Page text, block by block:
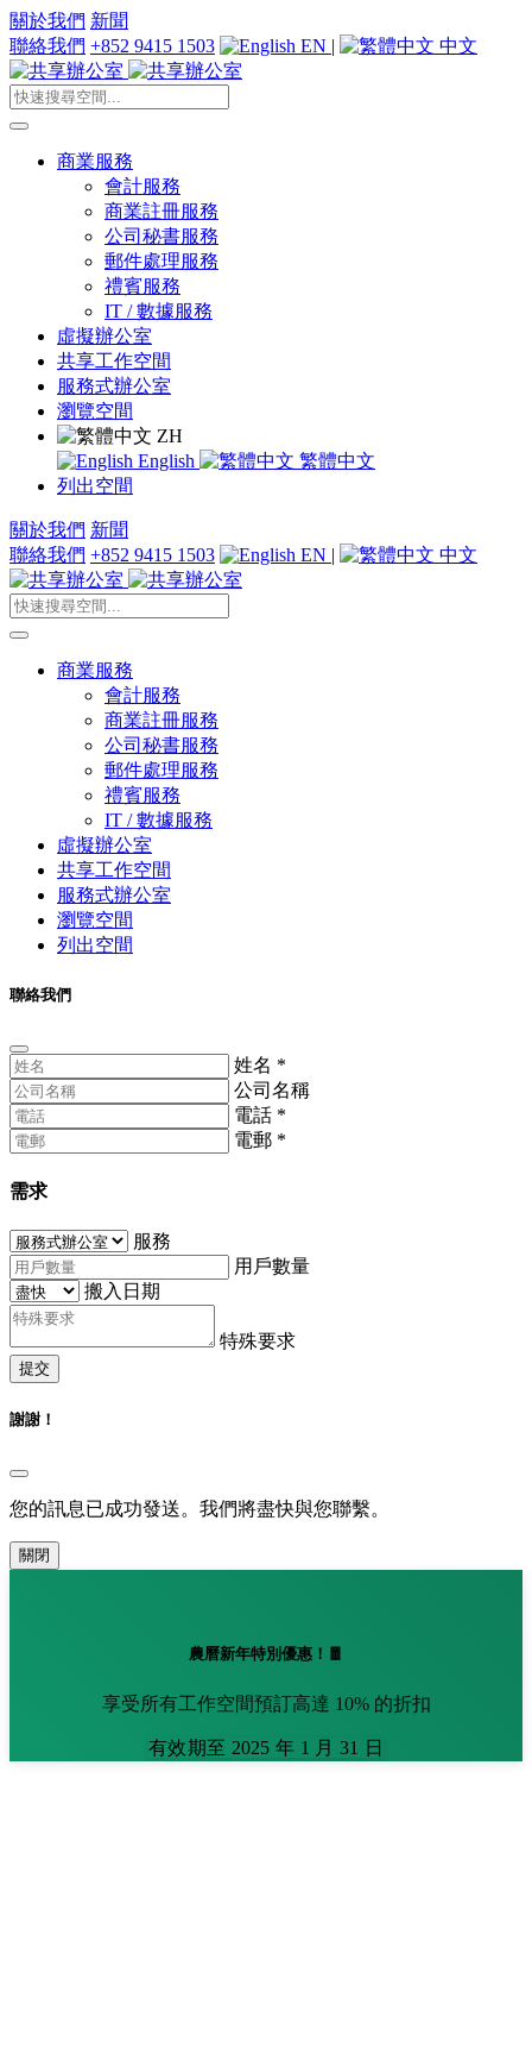
關於我們 新聞
聯絡我們 +852 9415 1503 EN | 中文
商業服務
會計服務
商業註冊服務
公司秘書服務
郵件處理服務
禮賓服務
IT / 數據服務
虛擬辦公室
共享工作空間
服務式辦公室
瀏覽空間
ZH
English
繁體中文
列出空間
關於我們 新聞
聯絡我們 +852 9415 1503 EN | 中文
商業服務
會計服務
商業註冊服務
公司秘書服務
郵件處理服務
禮賓服務
IT / 數據服務
虛擬辦公室
共享工作空間
服務式辦公室
瀏覽空間
列出空間
聯絡我們
姓名 *
公司名稱
電話 *
電郵 *
需求
服務
用戶數量
搬入日期
特殊要求
提交
謝謝！
您的訊息已成功發送。我們將盡快與您聯繫。
關閉
農曆新年特別優惠！🧧
享受所有工作空間預訂高達 10% 的折扣
有效期至 2025 年 1 月 31 日